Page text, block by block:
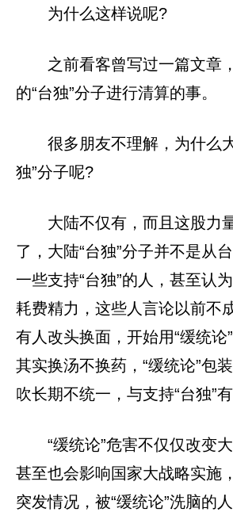
为什么这样说呢?
之前看客曾写过一篇文章
的“台独”分子进行清算的事。
很多朋友不理解，为什么
独”分子呢?
大陆不仅有，而且这股力
了，大陆“台独”分子并不是从
一些支持“台独”的人，甚至认
耗费精力，这些人言论以前不
有人改头换面，开始用“缓统论
其实换汤不换药，“缓统论”包
吹长期不统一，与支持“台独”
“缓统论”危害不仅仅改变
甚至也会影响国家大战略实施
突发情况，被“缓统论”洗脑的